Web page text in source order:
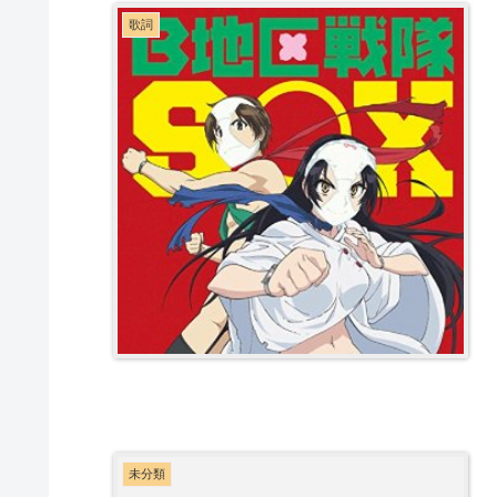
歌詞
未分類